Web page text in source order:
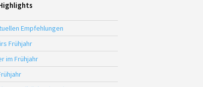
Empfehlungen
Frühjahr
im Frühjahr